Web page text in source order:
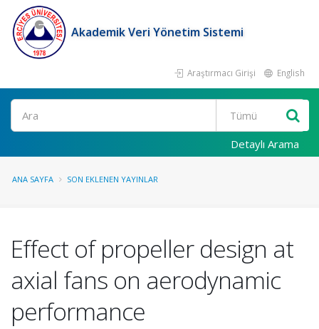
Akademik Veri Yönetim Sistemi
Araştırmacı Girişi English
Ara
Detaylı Arama
ANA SAYFA SON EKLENEN YAYINLAR
Effect of propeller design at
axial fans on aerodynamic
performance